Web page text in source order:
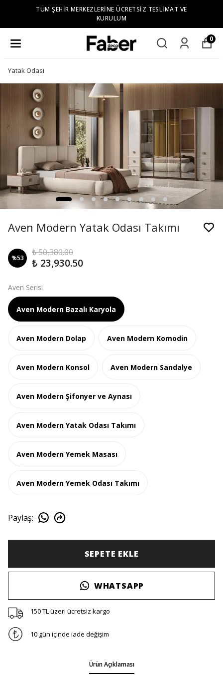
TÜM ŞEHIR MERKEZLERINE ÜCRETSIZ TESLIMAT VE
KURULUM
0
Yatak Odası
Aven Modern Yatak Odası Takımı
%53
₺ 50,380.00
₺ 23,930.50
Aven Serisi
Aven Modern Bazalı Karyola
Aven Modern Dolap Aven Modern Komodin
Aven Modern Konsol Aven Modern Sandalye
Aven Modern Şifonyer ve Aynası
Aven Modern Yatak Odası Takımı
Aven Modern Yemek Masası
Aven Modern Yemek Odası Takımı
Paylaş:
SEPETE EKLE
WHATSAPP
150 TL üzeri ücretsiz kargo
10 gün içinde iade değişim
Ürün Açıklaması